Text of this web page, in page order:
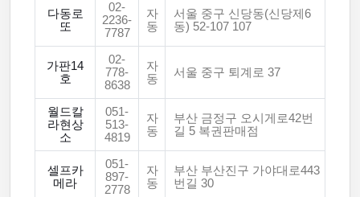
다동로
또
02-
2236-
7787
자
동
서울 중구 신당동(신당제6
동) 52-107 107
가판14
호
02-
778-
8638
자
동
서울 중구 퇴계로 37
월드칼
라현상
소
051-
513-
4819
자
동
부산 금정구 오시게로42번
길 5 복권판매점
셀프카
메라
051-
897-
2778
자
동
부산 부산진구 가야대로443
번길 30